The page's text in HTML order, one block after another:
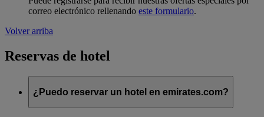
correo electrónico rellenando este formulario.
Volver arriba
Reservas de hotel
¿Puedo reservar un hotel en emirates.com?